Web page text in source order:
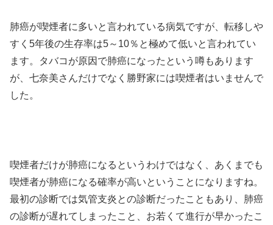
肺癌が喫煙者に多いと言われている病気ですが、転移しや
すく5年後の生存率は5～10％と極めて低いと言われてい
ます。タバコが原因で肺癌になったという噂もあります
が、七奈美さんだけでなく勝野家には喫煙者はいませんで
した。
喫煙者だけが肺癌になるというわけではなく、あくまでも
喫煙者が肺癌になる確率が高いということになりますね。
最初の診断では気管支炎との診断だったこともあり、肺癌
の診断が遅れてしまったこと、お若くて進行が早かったこ